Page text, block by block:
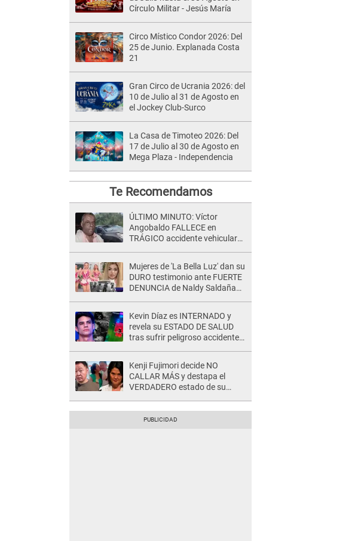
Círculo Militar - Jesús María
Circo Místico Condor 2026: Del
25 de Junio. Explanada Costa
21
Gran Circo de Ucrania 2026: del
10 de Julio al 31 de Agosto en
el Jockey Club-Surco
La Casa de Timoteo 2026: Del
17 de Julio al 30 de Agosto en
Mega Plaza - Independencia
Te Recomendamos
ÚLTIMO MINUTO: Víctor
Angobaldo FALLECE en
TRÁGICO accidente vehicular
Mujeres de 'La Bella Luz' dan su
DURO testimonio ante FUERTE
DENUNCIA de Naldy Saldaña
Kevin Díaz es INTERNADO y
revela su ESTADO DE SALUD
tras sufrir peligroso accidente
Kenji Fujimori decide NO
CALLAR MÁS y destapa el
VERDADERO estado de su
suegra..."